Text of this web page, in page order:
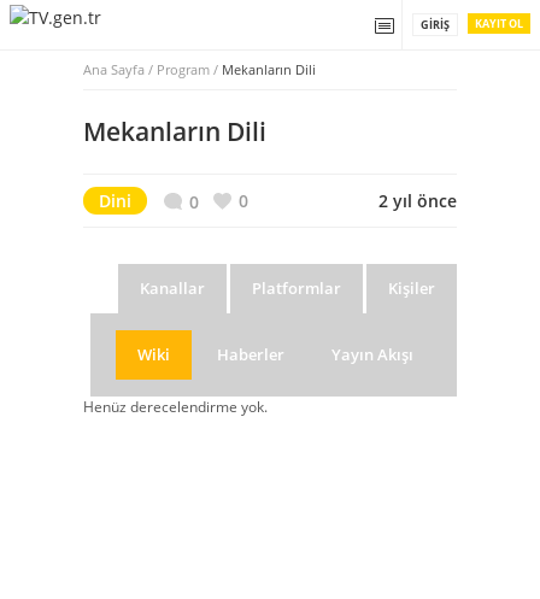
KAYIT OL
GIRIŞ
Ana Sayfa / Program / Mekanların Dili
Mekanların Dili
Dini 0 0 2 yıl önce
Kişiler
Platformlar
Kanallar
Yayın Akışı
Haberler
Wiki
Henüz derecelendirme yok.